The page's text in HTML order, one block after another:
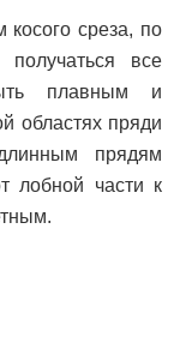
среза, по
все
плавным и
областях пряди
прядям
лобной части к